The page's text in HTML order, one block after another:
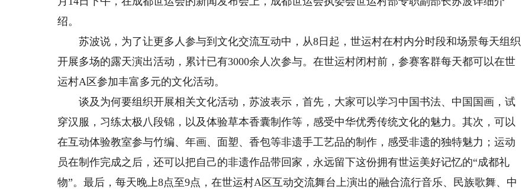
绍。
苏波说，为了让更多人参与到文化交流互动中，从8日起，世运村在村内分时段和场景每天组织
开展多场的露天演出活动，累计已有3000余人次参与。在世运村闭村前，参赛客群每天都可以在世
运村A区参加丰富多元的文化活动。
谈及为何要组织开展相关文化活动，苏波表示，首先，大家可以学习中国书法、中国国画，试
穿汉服，习练太极八段锦，以及体验草本香囊制作等，感受中华优秀传统文化的魅力。其次，可以
在互动体验教室参与竹编、年画、面塑、香包等非遗手工艺品的制作，感受非遗的独特魅力；运动
员在制作完成之后，还可以把自己的非遗作品带回家，永远留下这份拥有世运美好记忆的“成都礼
物”。最后，每天晚上8点至9点，在世运村A区互动交流舞台上演出的融合流行音乐、民族歌舞、中